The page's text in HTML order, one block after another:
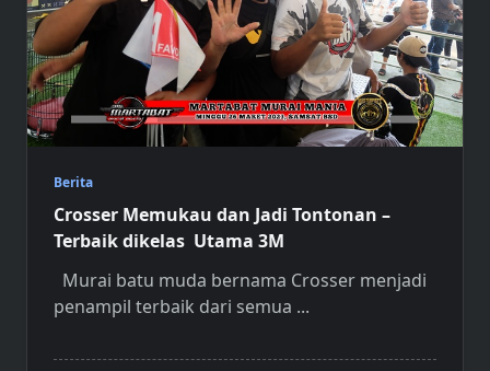
Berita
Crosser Memukau dan Jadi Tontonan –
Terbaik dikelas Utama 3M
Murai batu muda bernama Crosser menjadi
penampil terbaik dari semua ...